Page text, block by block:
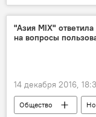
Радио Sputnik
Атай Садыбакасов
таблички
"Азия MIX"
на вопросы
14 декабря 2016,
Общество